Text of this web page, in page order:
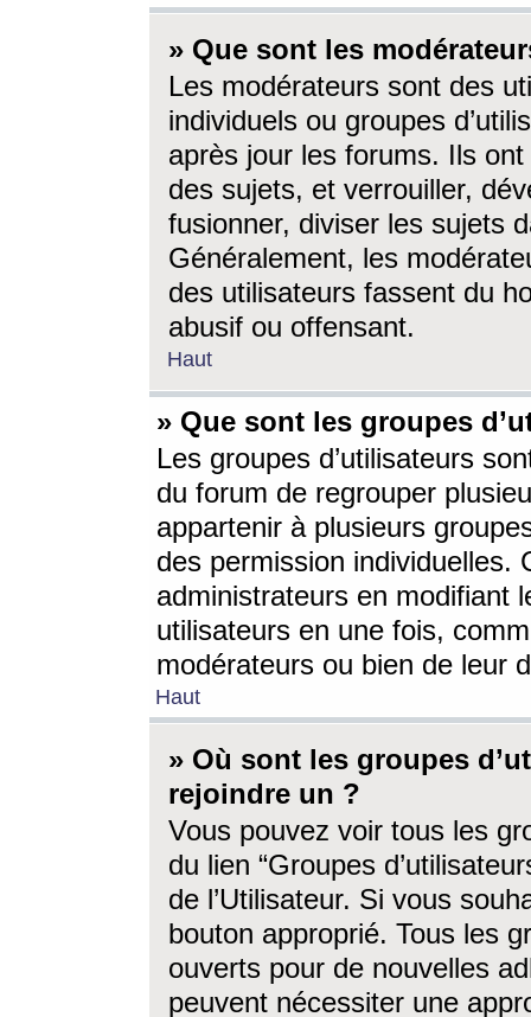
» Que sont les
Les modérateurs sont des
individuels ou groupes
après jour les forums. Ils ont
des sujets, et verrouiller,
fusionner, diviser les sujets
Généralement, les
des utilisateurs fassent du
abusif ou offensant.
Haut
» Que sont les groupes
Les groupes d’utilisateurs
du forum de regrouper
appartenir à plusieurs
des permission individuelles.
administrateurs en modifiant
utilisateurs en une fois,
modérateurs ou bien de leur
Haut
» Où sont les groupes
rejoindre un ?
Vous pouvez voir tous les
du lien “Groupes
de l’Utilisateur. Si vous
bouton approprié. Tous les
ouverts pour de nouvelles
peuvent nécessiter une